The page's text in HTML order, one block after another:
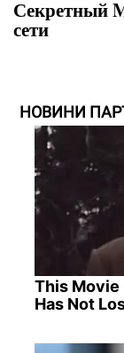
Секретный
сети
НОВИНИ
This Movie
Has Not